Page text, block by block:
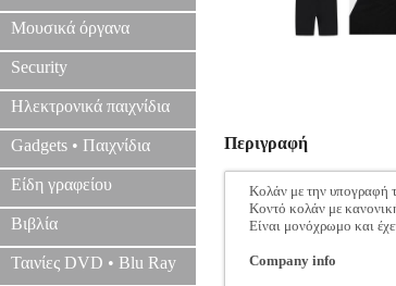
Μουσικά όργανα
Security
Ηλεκτρονικά παιχνίδια
Gadgets • Παιχνίδια
Είδη γραφείου
Βιβλία
Ταινίες DVD • Blu Ray
Περιγραφή
Κολάν με την υπογραφή
Κοντό κολάν με
Είναι μονόχρωμο και
Company info